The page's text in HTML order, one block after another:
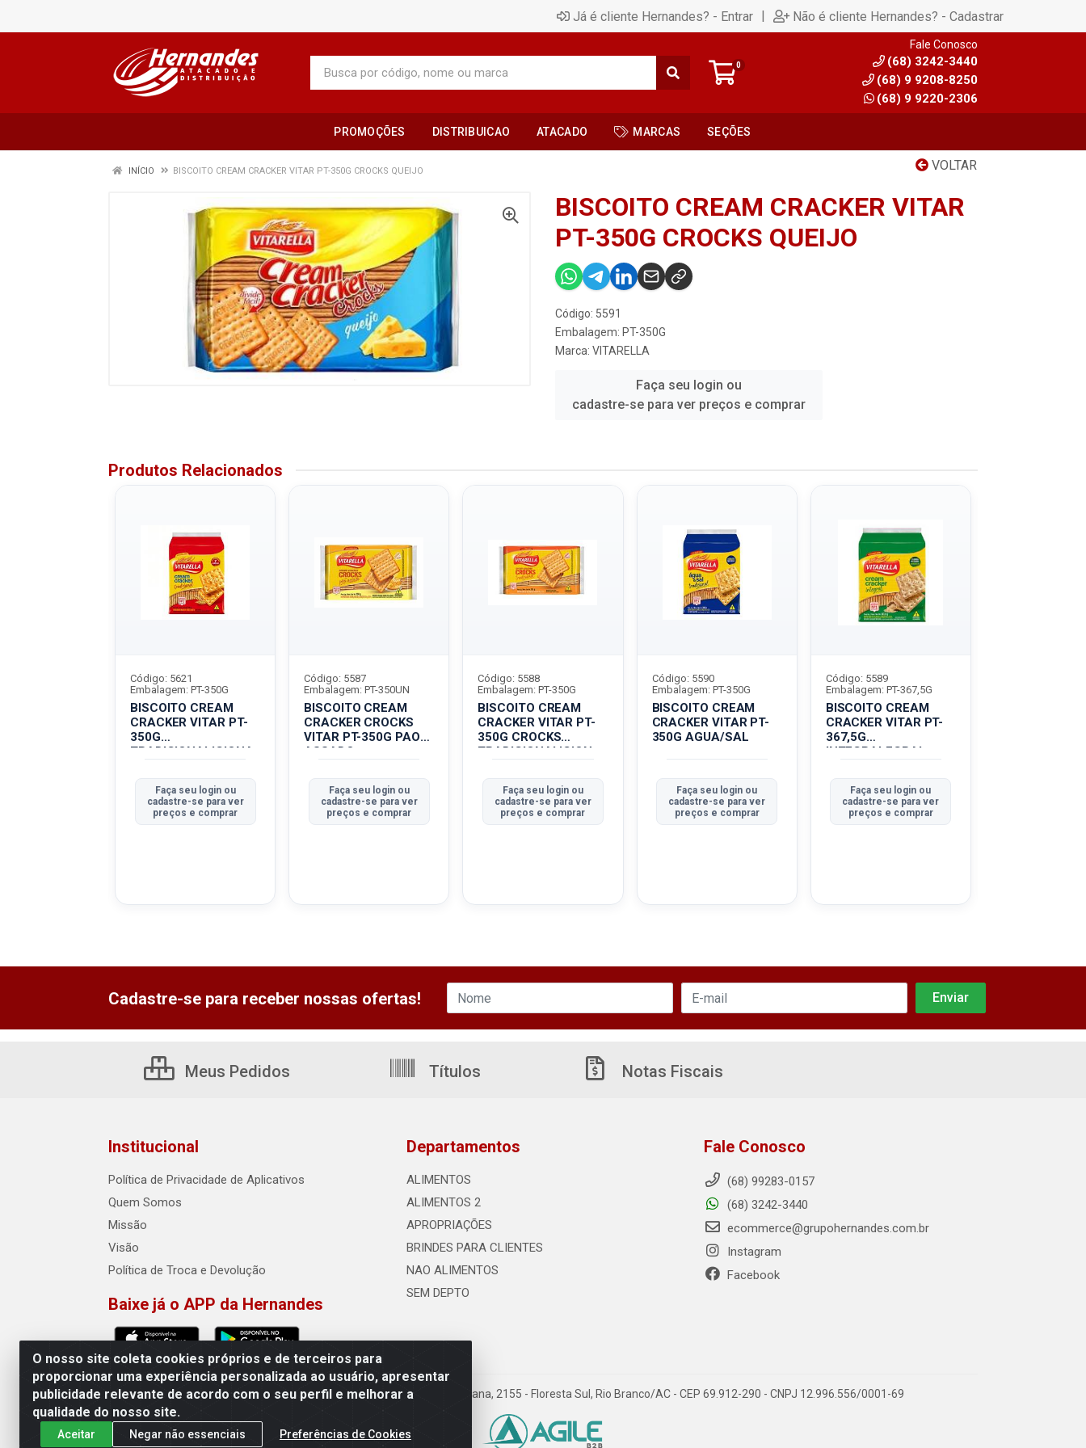
Já é cliente Hernandes? - Entrar | Não é cliente Hernandes? - Cadastrar
0
Fale Conosco
(68) 3242-3440
(68) 9 9208-8250
(68) 9 9220-2306
PROMOÇÕES DISTRIBUICAO ATACADO MARCAS SEÇÕES
VOLTAR
INÍCIO BISCOITO CREAM CRACKER VITAR PT-350G CROCKS QUEIJO
BISCOITO CREAM CRACKER VITAR
PT-350G CROCKS QUEIJO
Código: 5591
Embalagem: PT-350G
Marca: VITARELLA
Faça seu login ou
cadastre-se para ver preços e comprar
Produtos Relacionados
BISCOITO CREAM
CRACKER VITAR PT-
350G
TRADICIONALICIONA
Código: 5621
Embalagem: PT-350G
Faça seu login ou
cadastre-se para ver
preços e comprar
BISCOITO CREAM
CRACKER CROCKS
VITAR PT-350G PAO
ASSADO
Código: 5587
Embalagem: PT-350UN
Faça seu login ou
cadastre-se para ver
preços e comprar
BISCOITO CREAM
CRACKER VITAR PT-
350G CROCKS
TRADICIONALICION...
Código: 5588
Embalagem: PT-350G
Faça seu login ou
cadastre-se para ver
preços e comprar
BISCOITO CREAM
CRACKER VITAR PT-
350G AGUA/SAL
Código: 5590
Embalagem: PT-350G
Faça seu login ou
cadastre-se para ver
preços e comprar
BISCOITO CREAM
CRACKER VITAR PT-
367,5G
INTEGRALEGRAL
Código: 5589
Embalagem: PT-367,5G
Faça seu login ou
cadastre-se para ver
preços e comprar
O nosso site coleta cookies próprios e de terceiros para
proporcionar uma experiência personalizada ao usuário, apresentar
publicidade relevante de acordo com o seu perfil e melhorar a
qualidade do nosso site.
Aceitar Negar não essenciais Preferências de Cookies
Cadastre-se para receber nossas ofertas!
Meus Pedidos Títulos Notas Fiscais
Institucional
Política de Privacidade de Aplicativos
Quem Somos
Missão
Visão
Política de Troca e Devolução
Baixe já o APP da Hernandes
Departamentos
ALIMENTOS
ALIMENTOS 2
APROPRIAÇÕES
BRINDES PARA CLIENTES
NAO ALIMENTOS
SEM DEPTO
Fale Conosco
(68) 99283-0157
(68) 3242-3440
ecommerce@grupohernandes.com.br
Instagram
Facebook
Hernandes - Atacado e Distribuições - Rodovia Transacreana, 2155 - Floresta Sul, Rio Branco/AC - CEP 69.912-290 - CNPJ 12.996.556/0001-69